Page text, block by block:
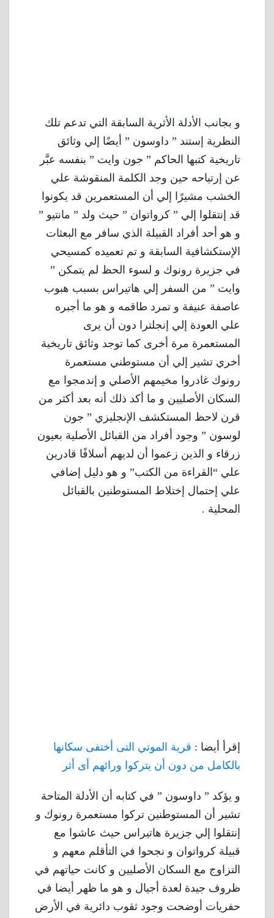
و بجانب الأدلة الأثرية السابقة التي تدعم تلك
النظرية إستند ” داوسون ” أيضًا إلي وثائق
تاريخية كتبها الحاكم ” جون وايت ” بنفسه عبَّر
عن إرتياحه حين وجد الكلمة المنقوشة علي
الخشب مشيرًا إلي أن المستعمرين قد يكونوا
قد إنتقلوا إلي ” كرواتوان ” حيث ولد ” مانتيو ”
و هو أحد أفراد القبيلة الذي سافر مع البعثات
الإستكشافية السابقة و تم تعميده كمسيحي
في جزيرة رونوك و لسوء الحظ لم يتمكن ”
وايت ” من السفر إلي هاتيراس بسبب هبوب
عاصفة عنيفة و تمرد طاقمه و هو ما أجبره
علي العودة إلي إنجلترا دون أن يرى
المستعمرة مرة أخرى كما توجد وثائق تاريخية
أخري تشير إلي أن مستوطني مستعمرة
رونوك غادروا مخيمهم الأصلي و إندمجوا مع
السكان الأصليين و ما أكد ذلك أنه بعد أكثر من
قرن لاحظ المستكشف الإنجليزي ” جون
لوسون ” وجود أفراد من القبائل الأصلية بعيون
زرقاء و الذين زعموا أن لديهم أسلافًا قادرين
علي “القراءة من الكتب” و هو دليل إضافي
علي إحتمال إختلاط المستوطنين بالقبائل
المحلية .
إقرأ أيضا : قرية الموتي التى أختفى سكانها
بالكامل من دون أن يتركوا ورائهم أى أثر
و يؤكد ” داوسون ” في كتابه أن الأدلة المتاحة
تشير أن المستوطنين تركوا مستعمرة رونوك و
إنتقلوا إلي جزيرة هاتيراس حيث عاشوا مع
قبيلة كرواتوان و نجحوا في التأقلم معهم و
التزاوج مع السكان الأصليين و كانت حياتهم في
ظروف جيدة لعدة أجيال و هو ما ظهر أيضا في
حفريات أوضحت وجود ثقوب دائرية في الأرض